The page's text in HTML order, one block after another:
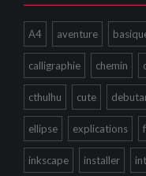
A4 aventure
calligraphie chemin
cthulhu cute
ellipse explications
inkscape installer